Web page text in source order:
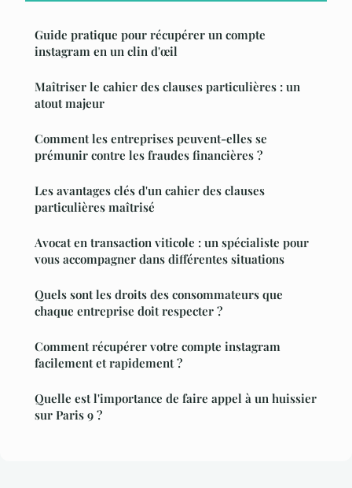
Guide pratique pour récupérer un compte
instagram en un clin d'œil
Maîtriser le cahier des clauses particulières : un
atout majeur
Comment les entreprises peuvent-elles se
prémunir contre les fraudes financières ?
Les avantages clés d'un cahier des clauses
particulières maîtrisé
Avocat en transaction viticole : un spécialiste pour
vous accompagner dans différentes situations
Quels sont les droits des consommateurs que
chaque entreprise doit respecter ?
Comment récupérer votre compte instagram
facilement et rapidement ?
Quelle est l'importance de faire appel à un huissier
sur Paris 9 ?